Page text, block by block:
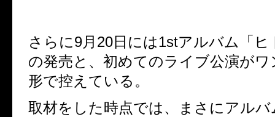
さらに9月 20日には1stアルバム「
の発売と、初めてのライブ公演が
形で控えている。
取材をした時点では、まさにアル